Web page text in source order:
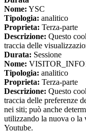
Nome: YSC
Tipologia: analitico
Proprieta: Terza-parte
Descrizione: Questo
traccia delle
Durata: Sessione
Nome:
Tipologia: analitico
Proprieta: Terza-parte
Descrizione: Questo
traccia delle preferenze
nei siti; può anche
utilizzando la nuova o la
Youtube.